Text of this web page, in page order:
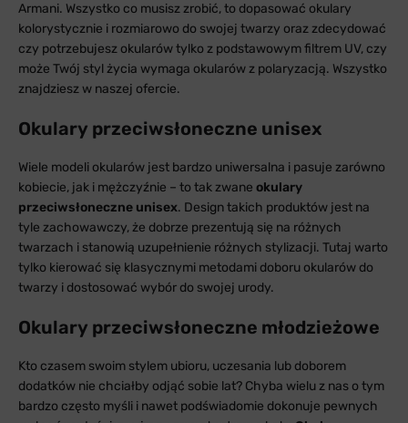
Armani. Wszystko co musisz zrobić, to dopasować okulary
kolorystycznie i rozmiarowo do swojej twarzy oraz zdecydować
czy potrzebujesz okularów tylko z podstawowym filtrem UV, czy
może Twój styl życia wymaga okularów z polaryzacją. Wszystko
znajdziesz w naszej ofercie.
Okulary przeciwsłoneczne unisex
Wiele modeli okularów jest bardzo uniwersalna i pasuje zarówno
kobiecie, jak i mężczyźnie – to tak zwane okulary
przeciwsłoneczne unisex. Design takich produktów jest na
tyle zachowawczy, że dobrze prezentują się na różnych
twarzach i stanowią uzupełnienie różnych stylizacji. Tutaj warto
tylko kierować się klasycznymi metodami doboru okularów do
twarzy i dostosować wybór do swojej urody.
Okulary przeciwsłoneczne młodzieżowe
Kto czasem swoim stylem ubioru, uczesania lub doborem
dodatków nie chciałby odjąć sobie lat? Chyba wielu z nas o tym
bardzo często myśli i nawet podświadomie dokonuje pewnych